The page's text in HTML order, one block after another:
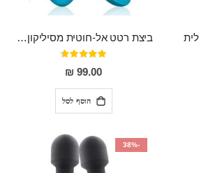
ביצת רטט אל-חוטית מסיליקון רפואי בגודל של 8 ס"מ ורוחב 3 ס"מ בעלת 20 מהירויות שונות "ENKI"
דירוג:
93%
99.00 ₪
הוסף לסל
-38%